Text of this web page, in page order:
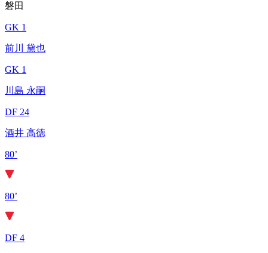
磐田
GK 1
前川 黛也
GK 1
川島 永嗣
DF 24
酒井 高徳
80’
80’
DF 4